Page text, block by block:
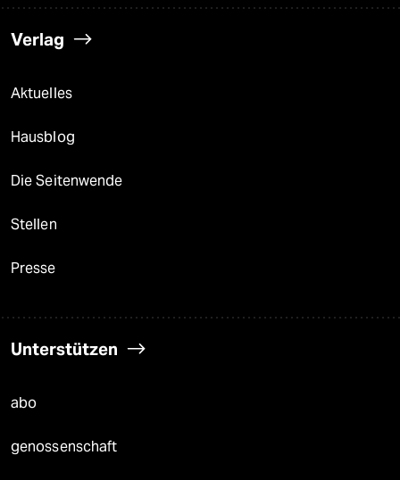
Verlag
Aktuelles
Hausblog
Die Seitenwende
Stellen
Presse
Unterstützen
abo
genossenschaft